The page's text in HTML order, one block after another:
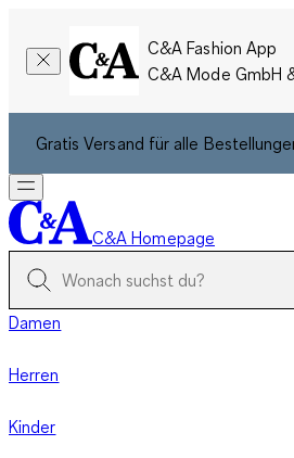
C&A Fashion App
C&A Mode GmbH
Gratis Versand für alle
C&A Homepage
Damen
Herren
Kinder